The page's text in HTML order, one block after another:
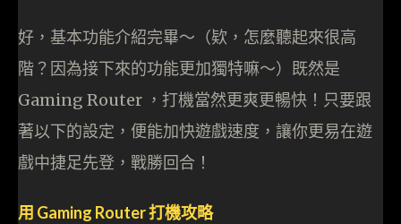
好，基本功能介紹完畢～（欵，怎麼聽起來很高
階？因為接下來的功能更加獨特嘛～）既然是
Gaming Router ，打機當然更爽更暢快！只要跟
著以下的設定，便能加快遊戲速度，讓你更易在遊
戲中捷足先登，戰勝回合！
用 Gaming Router 打機攻略